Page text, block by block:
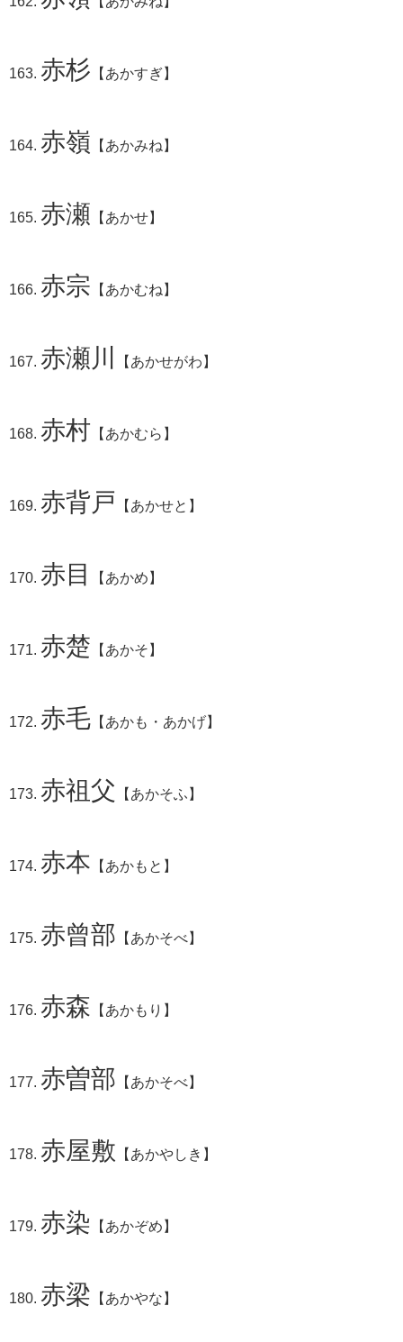
赤杉 【あかすぎ】
赤嶺 【あかみね】
赤瀬 【あかせ】
赤宗 【あかむね】
赤瀬川 【あかせがわ】
赤村 【あかむら】
赤背戸 【あかせと】
赤目 【あかめ】
赤楚 【あかそ】
赤毛 【あかも・あかげ】
赤祖父 【あかそふ】
赤本 【あかもと】
赤曾部 【あかそべ】
赤森 【あかもり】
赤曽部 【あかそべ】
赤屋敷 【あかやしき】
赤染 【あかぞめ】
赤梁 【あかやな】